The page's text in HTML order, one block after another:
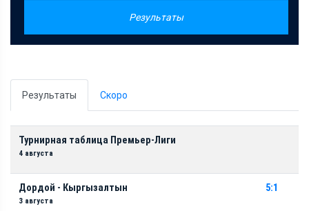
Результаты
Результаты Скоро
Турнирная таблица Премьер-Лиги
4 августа
Дордой - Кыргызалтын
3 августа
5:1